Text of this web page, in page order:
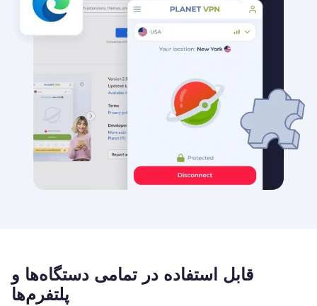
قابل استفاده در تمامی دستگاه‌ها و
پلتفرم‌ها